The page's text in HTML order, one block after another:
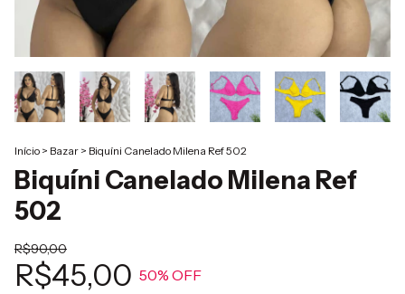
Início > Bazar > Biquíni Canelado Milena Ref 502
Biquíni Canelado Milena Ref
502
R$90,00
R$45,00 50% OFF